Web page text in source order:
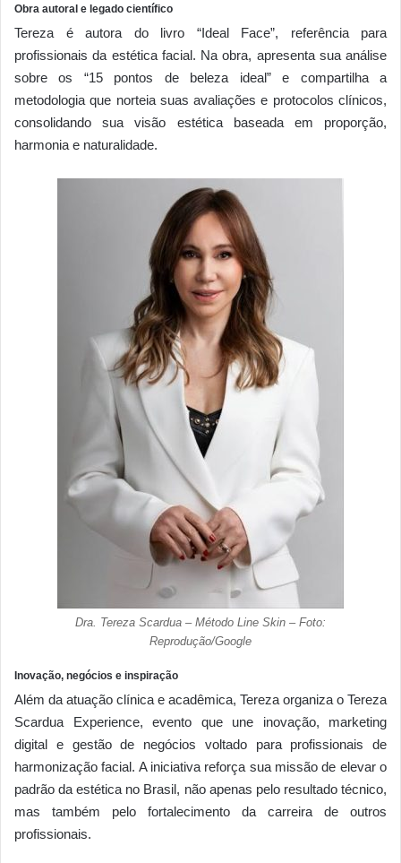
Obra autoral e legado científico
Tereza é autora do livro “Ideal Face”, referência para
profissionais da estética facial. Na obra, apresenta sua análise
sobre os “15 pontos de beleza ideal” e compartilha a
metodologia que norteia suas avaliações e protocolos clínicos,
consolidando sua visão estética baseada em proporção,
harmonia e naturalidade.
Dra. Tereza Scardua – Método Line Skin – Foto:
Reprodução/Google
Inovação, negócios e inspiração
Além da atuação clínica e acadêmica, Tereza organiza o Tereza
Scardua Experience, evento que une inovação, marketing
digital e gestão de negócios voltado para profissionais de
harmonização facial. A iniciativa reforça sua missão de elevar o
padrão da estética no Brasil, não apenas pelo resultado técnico,
mas também pelo fortalecimento da carreira de outros
profissionais.